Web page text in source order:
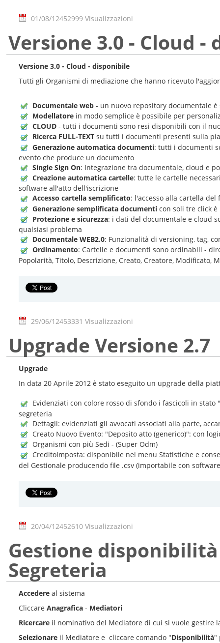
01/08/12452999 Visualizzazioni
Versione 3.0 - Cloud -
Versione 3.0 - Cloud - disponibile
Tutti gli Organismi di mediazione che hanno ricevuto
Documentale web - un nuovo repository documentale
Modellatore in modo semplice è possibile per
CLOUD - tutti i documenti sono resi disponibili con il
Ricerca FULL-TEXT su tutti i documenti presenti sulla
Generazione automatica documenti: tutti i documenti
evento che produce un documento
Single Sign On: Integrazione tra documentale, cloud e
Creazione automatica cartelle: tutte le cartelle
software all'atto dell'iscrizione
Accesso cartella semplificato: l'accesso alla cartella
Generazione semplificata documenti con soli tre click
Protezione e sicurezza: i dati del documentale e cloud
qualsiasi problema
Documentale WEB2.0: Funzionalità di versioning, tag,
Ordinamento: Cartelle e documenti sono ordinabili -
Popolarità, Titolo, Descrizione, Creato, Creatore, Modificato,
29/06/12453331 Visualizzazioni
Upgrade Versione 2.7
Upgrade
In data 20 Aprile 2012 è stato eseguito un upgrade della
Evidenziati con colore rosso di sfondo i fascicoli in
segreteria
Dettagli: evidenziati gli avvocati associati alla parte,
Creato Nuovo Evento: "Deposito atto (generico)": con
Organismi con più Sedi - (Super Odm)
CreditoImposta: disponibile nel menu Statistiche e
del Gestionale producendo file .csv (importabile con
20/04/12452610 Visualizzazioni
Gestione
Segreteria
Accedere al sistema
Cliccare Anagrafica - Mediatori
Ricercare il nominativo del Mediatore di cui si vuole gestire
Selezionare il Mediatore e cliccare comando "Disponibilità"